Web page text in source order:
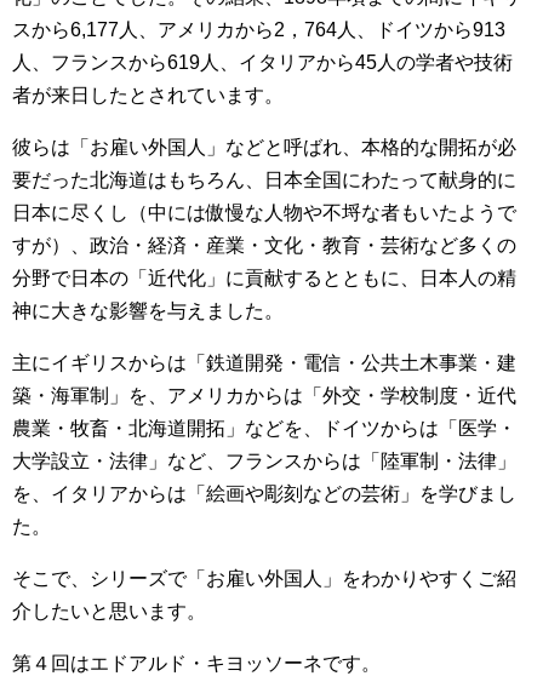
スから6,177人、アメリカから2，764人、ドイツから913
人、フランスから619人、イタリアから45人の学者や技術
者が来日したとされています。
彼らは「お雇い外国人」などと呼ばれ、本格的な開拓が必
要だった北海道はもちろん、日本全国にわたって献身的に
日本に尽くし（中には傲慢な人物や不埒な者もいたようで
すが）、政治・経済・産業・文化・教育・芸術など多くの
分野で日本の「近代化」に貢献するとともに、日本人の精
神に大きな影響を与えました。
主にイギリスからは「鉄道開発・電信・公共土木事業・建
築・海軍制」を、アメリカからは「外交・学校制度・近代
農業・牧畜・北海道開拓」などを、ドイツからは「医学・
大学設立・法律」など、フランスからは「陸軍制・法律」
を、イタリアからは「絵画や彫刻などの芸術」を学びまし
た。
そこで、シリーズで「お雇い外国人」をわかりやすくご紹
介したいと思います。
第４回はエドアルド・キヨッソーネです。